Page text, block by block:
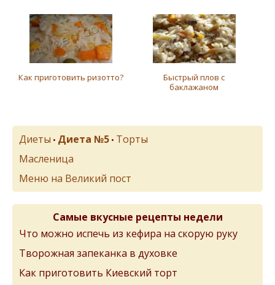
Как приготовить ризотто?
Быстрый плов с
баклажаном
Диеты • Диета №5 • Торты
Масленица
Меню на Великий пост
Самые вкусные рецепты недели
Что можно испечь из кефира на скорую руку
Творожная запеканка в духовке
Как приготовить Киевский торт